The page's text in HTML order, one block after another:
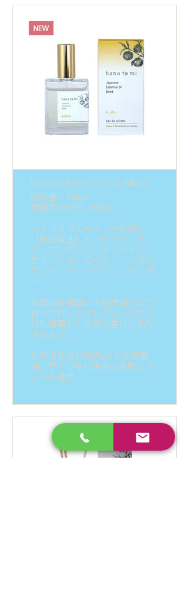
hanatomi オードトワレkikka
内容量：23ml
定価3,600円（税抜）
シトラスフルーティーな香り
【配合精油】ホーウッド、ユ
ズ、マンダリン、メイチャン、
カモマイル・ローマン、シダー
ウッド・バージニア、ラベンダ
ー
和精油を基調に天然精油だけで
香りづけしたフレグランスでつ
けた瞬間から自然の香りに満た
されます。
自然由来成分99％以上天然精
油、サトウキビ由来の発酵エタ
ノール使用